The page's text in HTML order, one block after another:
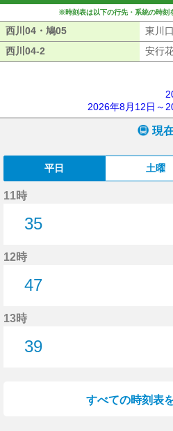
※時刻表は以下の行先・系統の時刻
西川04・鳩05 東川
西川04-2
安行
2026年8月12日～
現
平日 土曜
11時
35
12時
47
13時
39
すべての時刻表